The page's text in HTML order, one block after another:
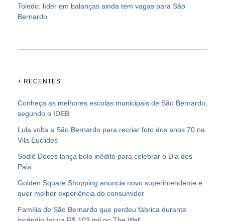
Toledo: líder em balanças ainda tem vagas para São
Bernardo
+ RECENTES
Conheça as melhores escolas municipais de São Bernardo,
segundo o IDEB
Lula volta a São Bernardo para recriar foto dos anos 70 na
Vila Euclides
Sodiê Doces lança bolo inédito para celebrar o Dia dos
Pais
Golden Square Shopping anuncia novo superintendente e
quer melhor experiência do consumidor
Família de São Bernardo que perdeu fábrica durante